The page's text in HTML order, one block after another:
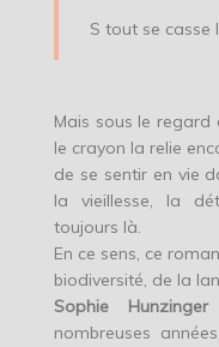
S tout se casse
Mais sous le regard
le crayon la relie
de se sentir en vie
la vieillesse, la
toujours là.
En ce sens, ce
biodiversité, de la
Sophie Hunzinger
nombreuses